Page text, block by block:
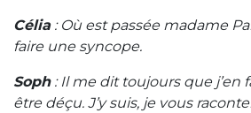
Célia: Où est passée madame
faire une syncope.
Soph: Il me dit toujours que j’en
être déçu. J’y suis, je vous